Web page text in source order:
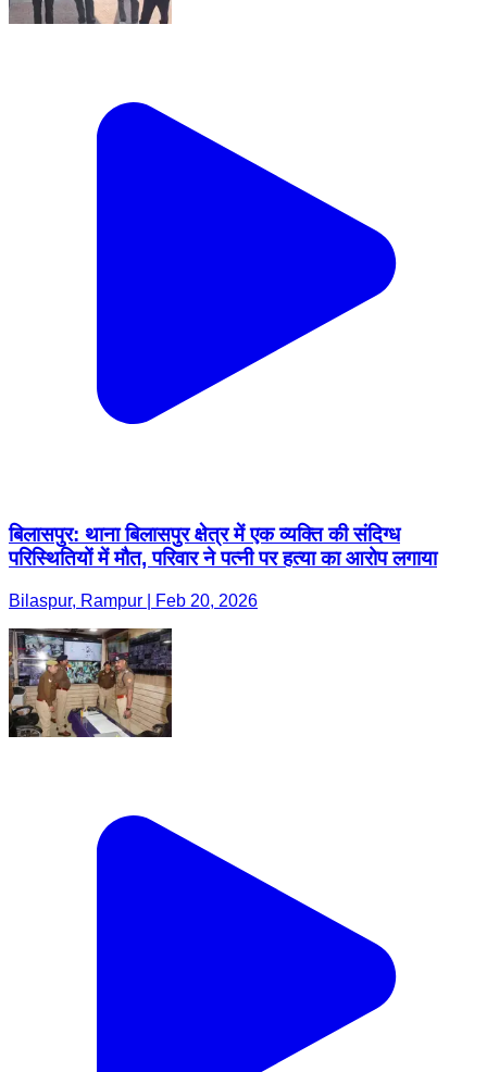
बिलासपुर: थाना बिलासपुर क्षेत्र में एक व्यक्ति की संदिग्ध
परिस्थितियों में मौत, परिवार ने पत्नी पर हत्या का आरोप लगाया
Bilaspur, Rampur | Feb 20, 2026